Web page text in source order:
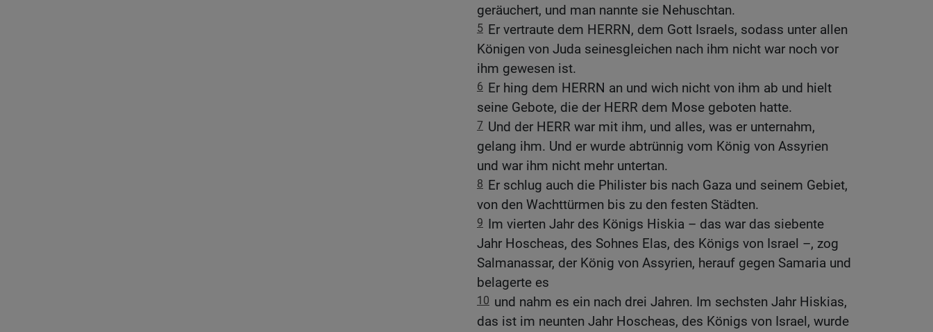
geräuchert, und man nannte sie Nehuschtan.
5 Er vertraute dem HERRN, dem Gott Israels, sodass unter allen
Königen von Juda seinesgleichen nach ihm nicht war noch vor
ihm gewesen ist.
6 Er hing dem HERRN an und wich nicht von ihm ab und hielt
seine Gebote, die der HERR dem Mose geboten hatte.
7 Und der HERR war mit ihm, und alles, was er unternahm,
gelang ihm. Und er wurde abtrünnig vom König von Assyrien
und war ihm nicht mehr untertan.
8 Er schlug auch die Philister bis nach Gaza und seinem Gebiet,
von den Wachttürmen bis zu den festen Städten.
9 Im vierten Jahr des Königs Hiskia – das war das siebente
Jahr Hoscheas, des Sohnes Elas, des Königs von Israel –, zog
Salmanassar, der König von Assyrien, herauf gegen Samaria und
belagerte es
10 und nahm es ein nach drei Jahren. Im sechsten Jahr Hiskias,
das ist im neunten Jahr Hoscheas, des Königs von Israel, wurde